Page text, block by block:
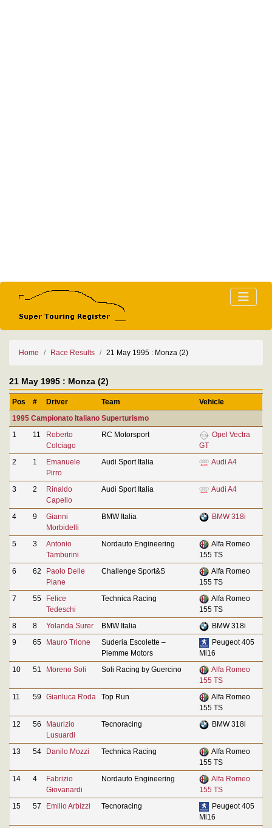
Home Race Results 21 May 1995 : Monza (2)
21 May 1995 : Monza (2)
Pos # Driver Team
Vehicle
1995 Campionato Italiano Superturismo
1
11
Roberto
Colciago
RC Motorsport
Opel Vectra
GT
2
1
Emanuele
Pirro
Audi Sport Italia Audi A4
3 2
Rinaldo
Capello
Audi Sport Italia Audi A4
4 9
Gianni
Morbidelli
BMW Italia BMW 318i
5 3
Antonio
Tamburini
Nordauto Engineering
Alfa Romeo
155 TS
6
62
Paolo Delle
Piane
Challenge Sport&S
Alfa Romeo
155 TS
7
55
Felice
Tedeschi
Technica Racing
Alfa Romeo
155 TS
8
8 Yolanda Surer BMW Italia
BMW 318i
9
65 Mauro Trione
Suderia Escolette –
Piemme Motors
Peugeot 405
Mi16
10
51 Moreno Soli Soli Racing by Guercino
Alfa Romeo
155 TS
11
59 Gianluca Roda Top Run
Alfa Romeo
155 TS
12
56
Maurizio
Lusuardi
Tecnoracing BMW 318i
13 54 Danilo Mozzi Technica Racing
Alfa Romeo
155 TS
14
4
Fabrizio
Giovanardi
Nordauto Engineering
Alfa Romeo
155 TS
15
57 Emilio Arbizzi Tecnoracing
Peugeot 405
Mi16